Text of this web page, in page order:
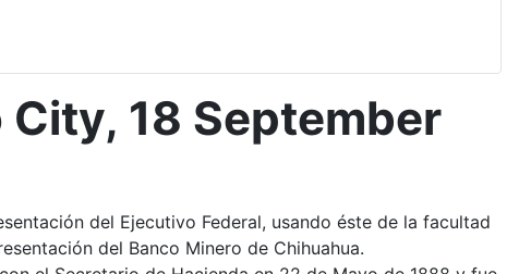
18 September
del Ejecutivo Federal, usando éste de la facultad
del Banco Minero de Chihuahua.